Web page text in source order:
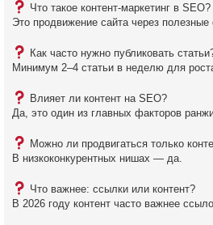
Что такое контент-маркетинг в SEO?
Это продвижение сайта через полезные
Как часто нужно публиковать
Минимум 2–4 статьи в неделю для
Влияет ли контент на SEO?
Да, это один из главных факторов
Можно ли продвигаться только
В низкоконкурентных нишах — да.
Что важнее: ссылки или контент?
В 2026 году контент часто важнее